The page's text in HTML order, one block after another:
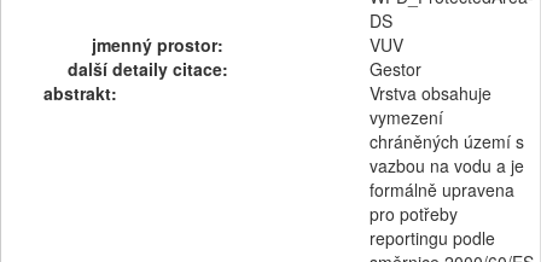
DS
jmenný prostor:
VUV
další detaily citace:
Gestor
abstrakt:
Vrstva obsahuje
vymezení
chráněných území s
vazbou na vodu a je
formálně upravena
pro potřeby
reportingu podle